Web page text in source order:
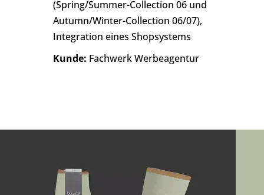
(Spring/Summer-Collection 06 und
Autumn/Winter-Collection 06/07),
Integration eines Shopsystems
Kunde: Fachwerk Werbeagentur